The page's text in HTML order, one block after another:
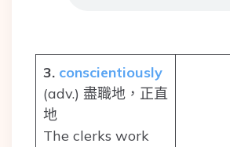
3. conscientiously
(adv.) 盡職地，正直
地
The clerks work